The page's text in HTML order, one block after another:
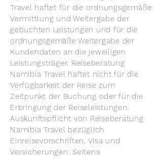
Travel haftet für die ordnungsgemäße
Vermittlung und Weitergabe der
gebuchten Leistungen und für die
ordnungsgemäße Weitergabe der
Kundendaten an die jeweiligen
Leistungsträger. Reiseberatung
Namibia Travel haftet nicht für die
Verfügbarkeit der Reise zum
Zeitpunkt der Buchung oder für die
Erbringung der Reiseleistungen.
Auskunftspflicht von Reiseberatung
Namibia Travel bezüglich
Einreisevorschriften, Visa und
Versicherungen: Seitens